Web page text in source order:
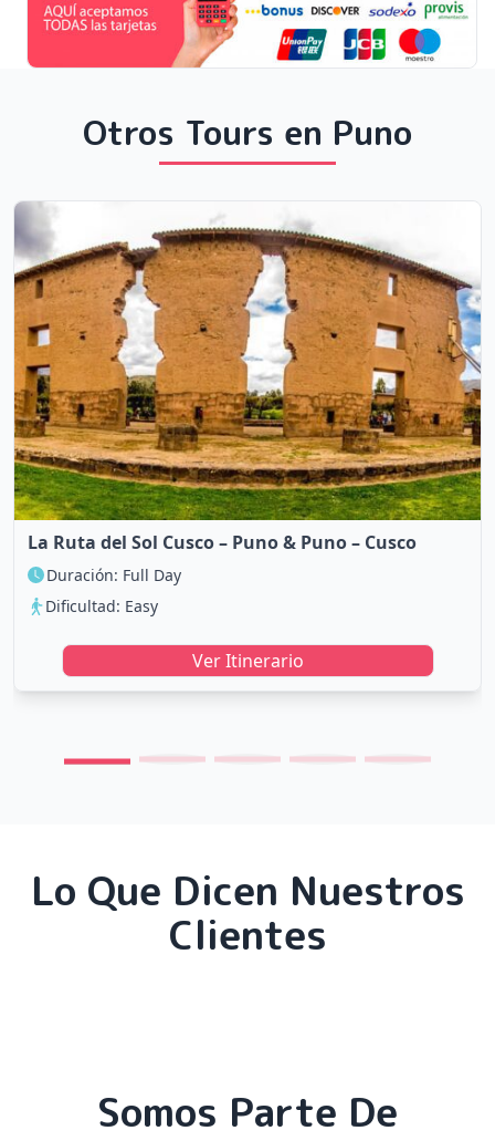
Otros Tours en Puno
La Ruta del Sol Cusco – Puno & Puno – Cusco
Duración: Full Day
Dificultad: Easy
Ver Itinerario
Lo Que Dicen Nuestros
Clientes
Somos Parte De